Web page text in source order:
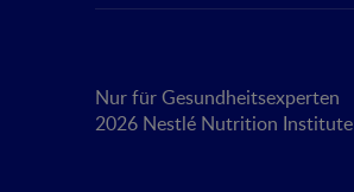
Nur für Gesundheitsexperten
2026 Nestlé Nutrition Institute